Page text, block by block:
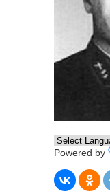
Powered by